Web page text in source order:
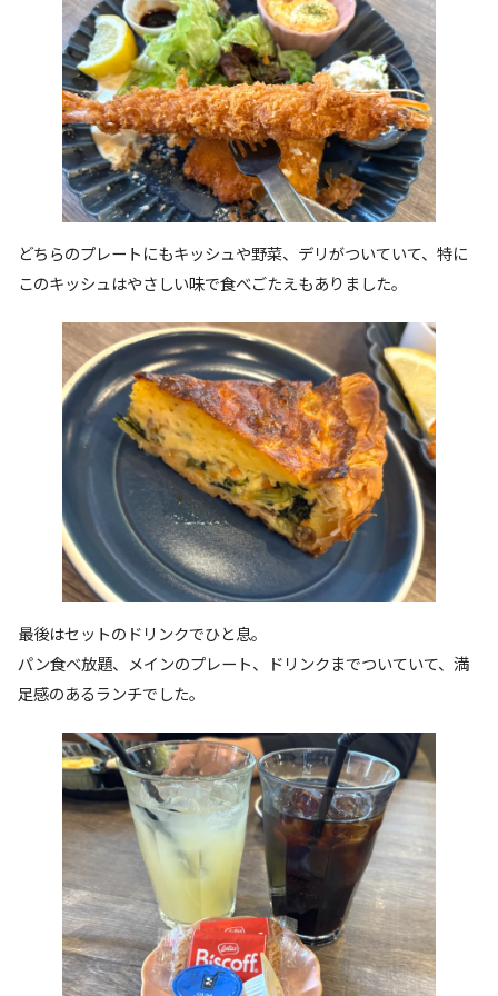
どちらのプレートにもキッシュや野菜、デリがついていて、特に
このキッシュはやさしい味で食べごたえもありました。
最後はセットのドリンクでひと息。
パン食べ放題、メインのプレート、ドリンクまでついていて、満
足感のあるランチでした。